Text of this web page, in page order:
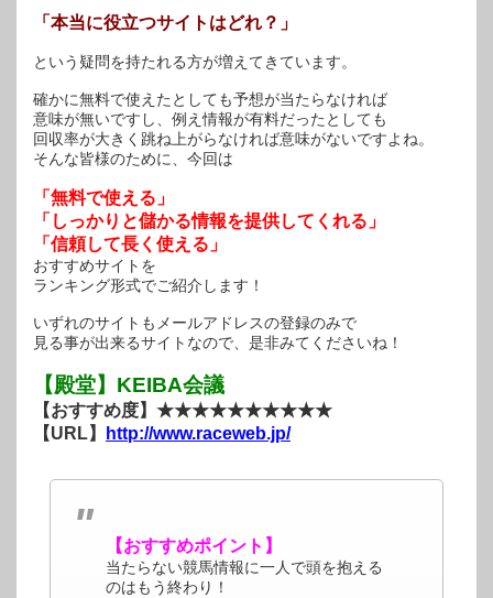
「本当に役立つサイトはどれ？」
という疑問を持たれる方が増えてきています。
確かに無料で使えたとしても予想が当たらなければ
意味が無いですし、例え情報が有料だったとしても
回収率が大きく跳ね上がらなければ意味がないですよね。
そんな皆様のために、今回は
「無料で使える」
「しっかりと儲かる情報を提供してくれる」
「信頼して長く使える」
おすすめサイトを
ランキング形式でご紹介します！
いずれのサイトもメールアドレスの登録のみで
見る事が出来るサイトなので、是非みてくださいね！
【殿堂】KEIBA会議
【おすすめ度】★★★★★★★★★★
【URL】
http://www.raceweb.jp/
【おすすめポイント】
当たらない競馬情報に一人で頭を抱える
のはもう終わり！